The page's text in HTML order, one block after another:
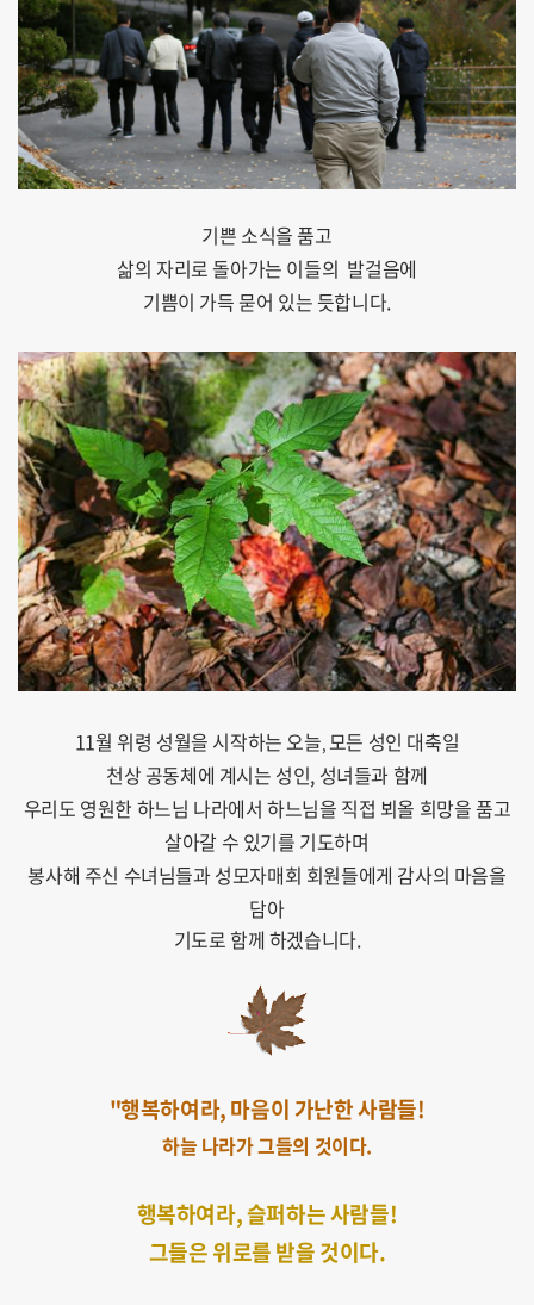
기쁜 소식을 품고
삶의 자리로 돌아가는 이들의 발걸음에
기쁨이 가득 묻어 있는 듯합니다.
11월 위령 성월을 시작하는 오늘 모든 성인 대축일
천상 공동체에 계시는 성인, 성녀들과 함께
우리도 영원한 하느님 나라에서 하느님을 직접 뵈올 희망을 품고
살아갈 수 있기를 기도하며
봉사해 주신 수녀님들과 성모자매회 회원들에게 감사의 마음을
담아
기도로 함께 하겠습니다.
"행복하여라, 마음이 가난한 사람들!
하늘 나라가 그들의 것이다.
행복하여라, 슬퍼하는 사람들!
그들은 위로를 받을 것이다.